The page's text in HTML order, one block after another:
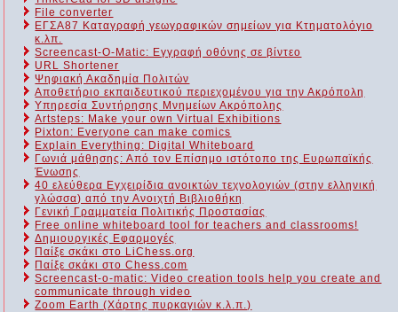
File converter
ΕΓΣΑ87 Καταγραφή γεωγραφικών σημείων για Κτηματολόγιο
κ.λπ.
Screencast-O-Matic: Εγγραφή οθόνης σε βίντεο
URL Shortener
Ψηφιακή Ακαδημία Πολιτών
Αποθετήριο εκπαιδευτικού περιεχομένου για την Ακρόπολη
Υπηρεσία Συντήρησης Μνημείων Ακρόπολης
Artsteps: Make your own Virtual Exhibitions
Pixton: Everyone can make comics
Explain Everything: Digital Whiteboard
Γωνιά μάθησης: Από τον Επίσημο ιστότοπο της Ευρωπαϊκής
Ένωσης
40 ελεύθερα Εγχειρίδια ανοικτών τεχνολογιών (στην ελληνική
γλώσσα) από την Ανοιχτή Βιβλιοθήκη
Γενική Γραμματεία Πολιτικής Προστασίας
Free online whiteboard tool for teachers and classrooms!
Δημιουργικές Εφαρμογές
Παίξε σκάκι στο LiChess.org
Παίξε σκάκι στο Chess.com
Screencast-o-matic: Video creation tools help you create and
communicate through video
Zoom Earth (Χάρτης πυρκαγιών κ.λ.π.)